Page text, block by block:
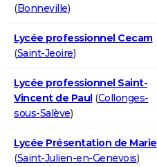
(Bonneville)
Lycée professionnel Cecam
(Saint-Jeoire)
Lycée professionnel Saint-
Vincent de Paul(Collonges-
sous-Salève)
Lycée Présentation de Marie
(Saint-Julien-en-Genevois)